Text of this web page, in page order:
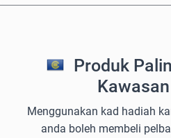
Produk
Menggunakan kad hadiah
anda boleh membeli